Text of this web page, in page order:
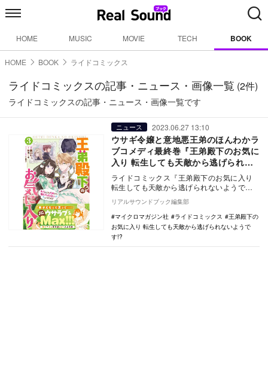
HOME MUSIC MOVIE TECH BOOK
HOME BOOK ライドコミックス
ライドコミックスの記事・ニュース・画像一覧 (2件)
ライドコミックスの記事・ニュース・画像一覧です
ニュース 2023.06.27 13:10
ウサギ令嬢と意地悪王弟のほんわかラ
ブコメディ最終巻『王弟殿下のお気に
入り 転生しても天敵から逃げられな
いようです!? 3』
ライドコミックス『王弟殿下のお気に入り
転生しても天敵から逃げられないようです!?
3』が6月29日にマイクロマガジン社より発
売…
リアルサウンドブック編集部
マイクロマガジン社
ライドコミックス
王弟殿下の
お気に入り 転生しても天敵から逃げられないようで
す!?